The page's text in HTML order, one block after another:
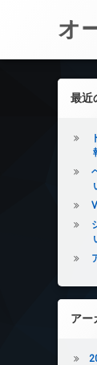
オ
左
最近
アー